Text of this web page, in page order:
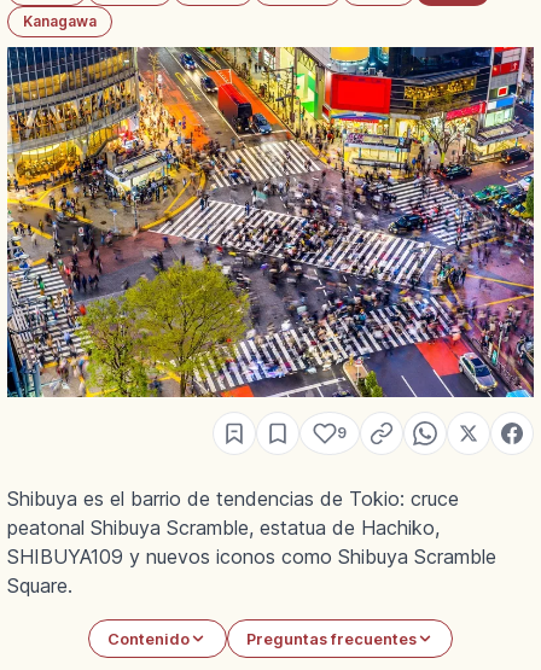
Kanagawa
9
Shibuya es el barrio de tendencias de Tokio: cruce
peatonal Shibuya Scramble, estatua de Hachiko,
SHIBUYA109 y nuevos iconos como Shibuya Scramble
Square.
Contenido Preguntas frecuentes